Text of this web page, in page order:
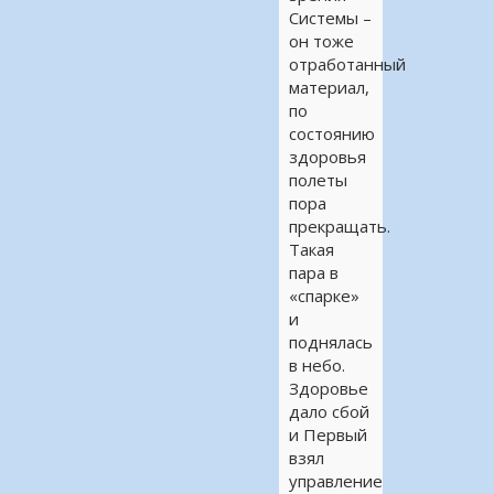
Системы –
он тоже
отработанный
материал,
по
состоянию
здоровья
полеты
пора
прекращать.
Такая
пара в
«спарке»
и
поднялась
в небо.
Здоровье
дало сбой
и Первый
взял
управление